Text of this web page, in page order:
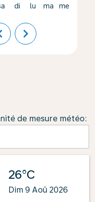
di lu ma me
chevron_right
de mesure météo:
26°C
Dim 9 Aoû 2026